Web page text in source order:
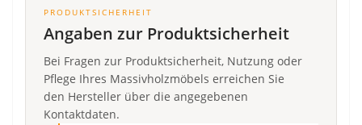
PRODUKTSICHERHEIT
Angaben zur Produktsicherheit
Bei Fragen zur Produktsicherheit, Nutzung oder
Pflege Ihres Massivholzmöbels erreichen Sie
den Hersteller über die angegebenen
Kontaktdaten.